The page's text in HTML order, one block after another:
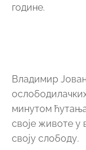
године.
Владимир
минутом
своје животе у
своју слободу.